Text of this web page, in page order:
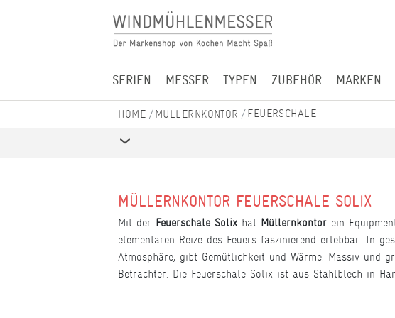
SERIEN MESSER TYPEN ZUBEHÖR MARKEN
MÜLLERNKONTOR FEUERSCHALE
MÜLLERNKONTOR FEUERSCHALE SOLIX
Mit der Feuerschale Solix hat Müllernkontor ein
elementaren Reize des Feuers faszinierend erlebbar. In
Atmosphäre, gibt Gemütlichkeit und Wärme. Massiv und
Betrachter. Die Feuerschale Solix ist aus Stahlblech in